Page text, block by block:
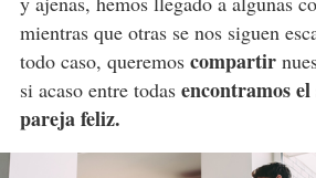
mientras que otras se nos siguen
todo caso, queremos compartir
si acaso entre todas encontramos
pareja feliz.